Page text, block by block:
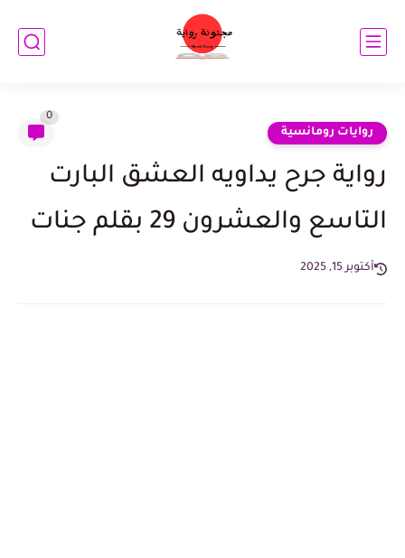
روايات رومانسية
0
رواية جرح يداويه العشق البارت
التاسع والعشرون 29 بقلم جنات
أكتوبر 15, 2025